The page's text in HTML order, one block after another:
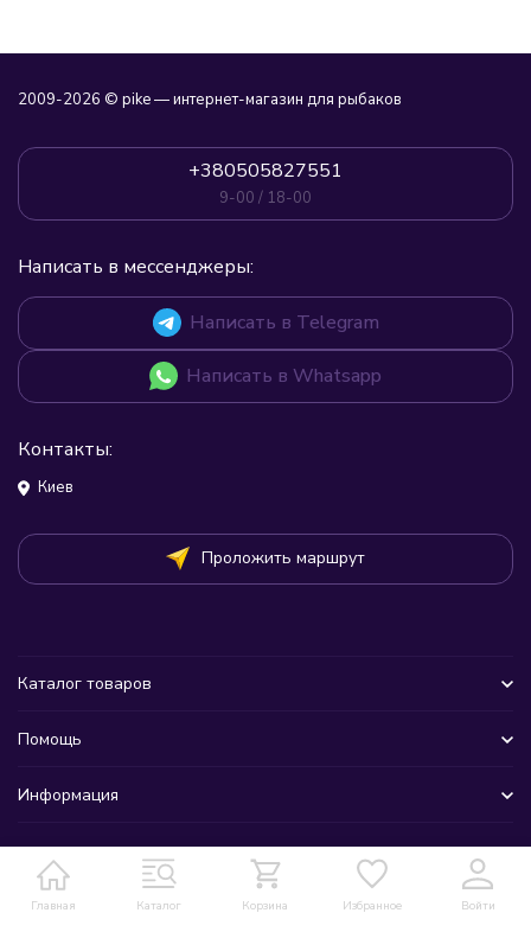
Главная Каталог Корзина Избранное Войти
2009-2026 © pike — интернет-магазин для рыбаков
+380505827551
9-00 / 18-00
Написать в мессенджеры:
Написать в Telegram
Написать в Whatsapp
Контакты:
Киев
Проложить маршрут
Каталог товаров
Помощь
Информация